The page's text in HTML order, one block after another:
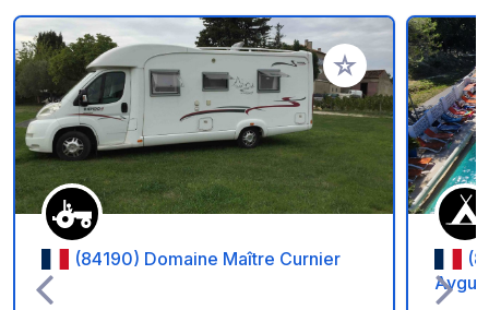
Zu Ihren Favoriten
(84190) Domaine Maître Curnier